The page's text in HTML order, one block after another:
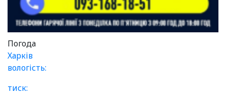
Погода
Харків
вологість:
тиск: